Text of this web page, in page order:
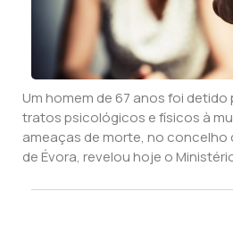
Um homem de 67 anos foi
tratos psicológicos e físicos à
ameaças de morte, no concelho
de Évora, revelou hoje o